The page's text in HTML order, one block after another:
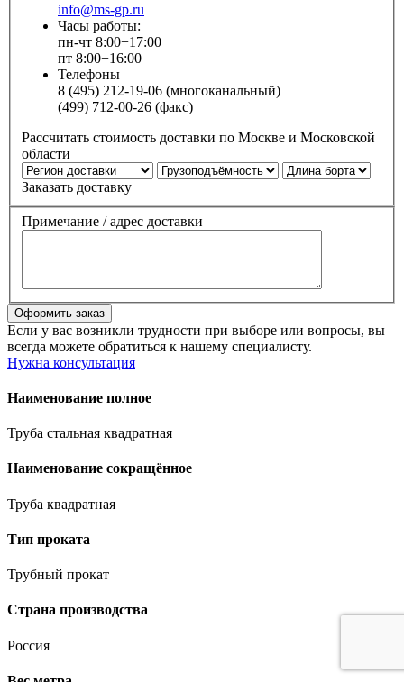
info@ms-gp.ru
Часы работы:
пн-чт 8:00−17:00
пт 8:00−16:00
Телефоны
8 (495) 212-19-06 (многоканальный)
(499) 712-00-26 (факс)
Рассчитать стоимость доставки по Москве и Московской
области
Заказать доставку
Примечание / адрес доставки
Если у вас возникли трудности при выборе или вопросы, вы
всегда можете обратиться к нашему специалисту.
Нужна консультация
Наименование полное
Труба стальная квадратная
Наименование сокращённое
Труба квадратная
Тип проката
Трубный прокат
Страна производства
Россия